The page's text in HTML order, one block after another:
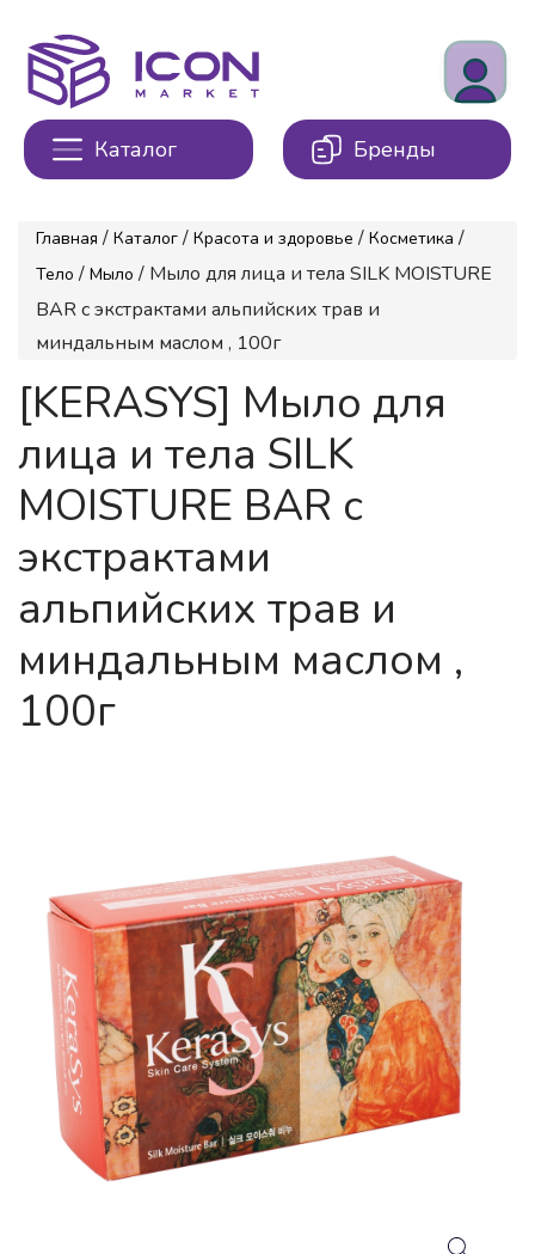
Каталог Бренды
Главная / Каталог / Красота и здоровье / Косметика /
Тело / Мыло / Мыло для лица и тела SILK MOISTURE
BAR с экстрактами альпийских трав и
миндальным маслом , 100г
[KERASYS] Мыло для
лица и тела SILK
MOISTURE BAR с
экстрактами
альпийских трав и
миндальным маслом ,
100г